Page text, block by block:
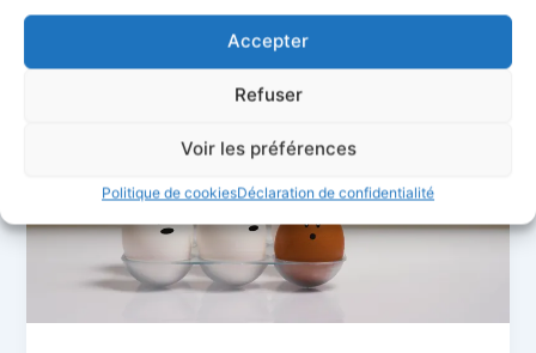
Accepter
Refuser
Voir les préférences
Politique de cookiesDéclaration de confidentialité